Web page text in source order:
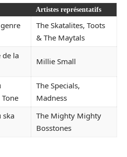
Artistes représentatifs
The Skatalites, Toots
& The Maytals
de la
Millie Small
The Specials,
Madness
ska
The Mighty Mighty
Bosstones